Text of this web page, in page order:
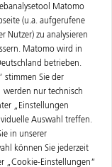
Matomo
(u.a. aufgerufene
Nutzer) zu analysieren
Matomo wird in
betrieben.
stimmen Sie der
nur technisch
„Einstellungen
Auswahl treffen.
in unserer
können Sie jederzeit
„Cookie-Einstellungen“